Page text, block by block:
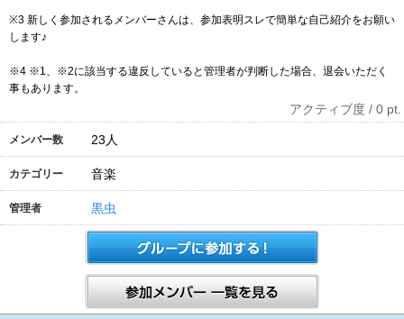
※3 新しく参加されるメンバーさんは、参加表明スレで簡単な自己紹介をお願い
します♪
※4 ※1、※2に該当する違反していると管理者が判断した場合、退会いただく
事もあります。
アクティブ度 / 0 pt.
メンバー数 23 人
カテゴリー 音楽
管理者 黒虫